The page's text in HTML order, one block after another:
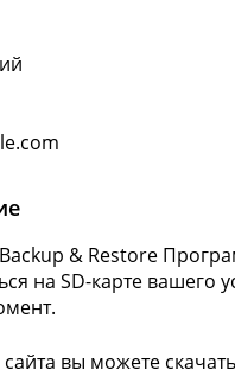
& Restore
на SD-карте вашего
вы можете